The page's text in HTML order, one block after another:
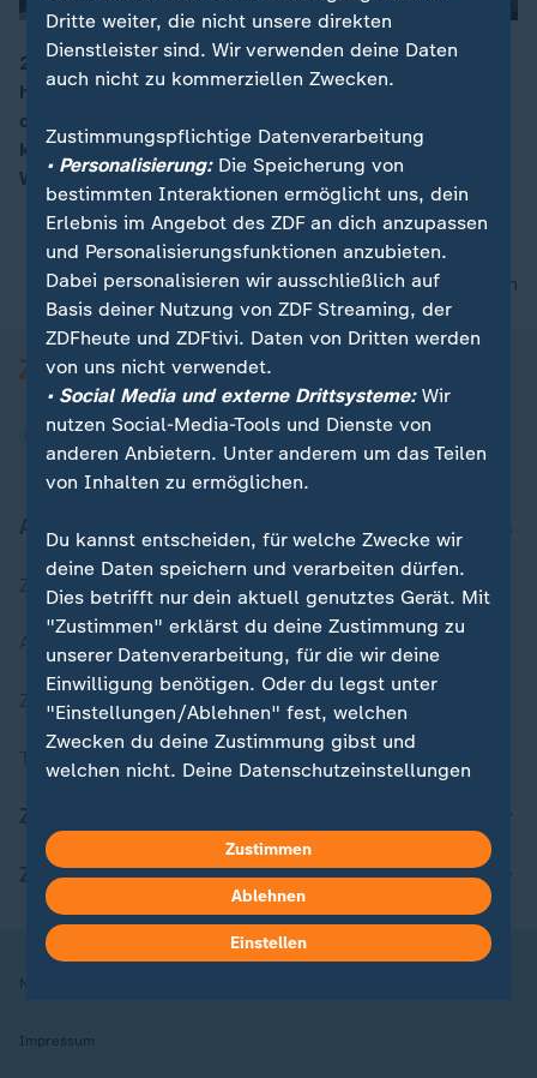
2.800m über dem Meeresspiegel liegt Sucre, die
historische Hauptstadt Boliviens. Wegen der
charmanten Atmosphäre und der wunderschönen,
kolonialen Architektur zählt Sucre zum UNESCO
Welterbe.
nach oben
Aktuell bei ZDFheute
Zuletzt veröffentlicht
Aktuelle Sendungs-Videos
ZDFheute Stories
Themen im Überblick
ZDFheute Apps
Nutzungsbedingungen
Impressum
Dritte weiter, die nicht unsere direkten
Dienstleister sind. Wir verwenden deine Daten
auch nicht zu kommerziellen Zwecken.
Zustimmungspflichtige Datenverarbeitung
• Personalisierung:Die Speicherung von
bestimmten Interaktionen ermöglicht uns, dein
Erlebnis im Angebot des ZDF an dich anzupassen
und Personalisierungsfunktionen anzubieten.
Dabei personalisieren wir ausschließlich auf
Basis deiner Nutzung von ZDF Streaming, der
ZDFheute und ZDFtivi. Daten von Dritten werden
von uns nicht verwendet.
• Social Media und externe Drittsysteme:Wir
nutzen Social-Media-Tools und Dienste von
anderen Anbietern. Unter anderem um das Teilen
von Inhalten zu ermöglichen.
Du kannst entscheiden, für welche Zwecke wir
deine Daten speichern und verarbeiten dürfen.
Dies betrifft nur dein aktuell genutztes Gerät. Mit
"Zustimmen" erklärst du deine Zustimmung zu
unserer Datenverarbeitung, für die wir deine
Einwilligung benötigen. Oder du legst unter
"Einstellungen/Ablehnen" fest, welchen
Zwecken du deine Zustimmung gibst und
welchen nicht. Deine Datenschutzeinstellungen
in deinen Einstellungen widerrufen oder ändern.
Hier findest du das Impressum.
Weitere Informationen findest du in unserer
Datenschutzerklärung.
Zustimmen
Ablehnen
Einstellen